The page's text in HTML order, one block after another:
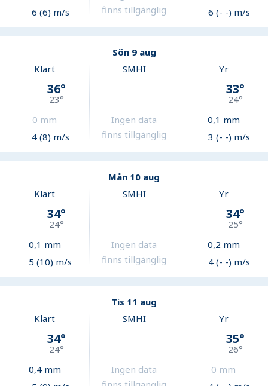
6 (6) m/s
finns tillgänglig
6 (- -) m/s
Sön 9 aug
Klart
36°
23°
0 mm
4 (8) m/s
SMHI
Ingen data
finns tillgänglig
Yr
33°
24°
0,1 mm
3 (- -) m/s
Mån 10 aug
Klart
34°
24°
0,1 mm
5 (10) m/s
SMHI
Ingen data
finns tillgänglig
Yr
34°
25°
0,2 mm
4 (- -) m/s
Tis 11 aug
Klart
34°
24°
0,4mm
SMHI
Ingen data
Yr
35°
26°
0 mm